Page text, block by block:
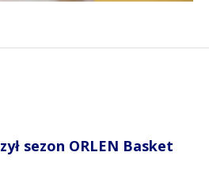
sezon ORLEN Basket